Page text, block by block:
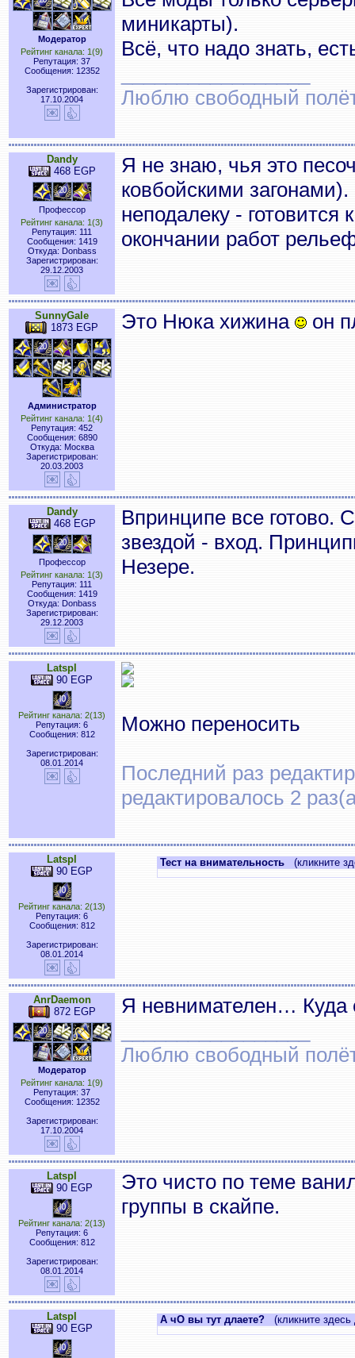
Модератор
Рейтинг канала: 1(9)
Репутация: 37
Сообщения: 12352
Зарегистрирован:
17.10.2004
миникарты).
Всё, что надо знать,
Люблю свободный
Dandy
468 EGP
Профессор
Рейтинг канала: 1(3)
Репутация: 111
Сообщения: 1419
Откуда: Donbass
Зарегистрирован:
29.12.2003
Я не знаю, чья это
ковбойскими
неподалеку - готовится
окончании работ
SunnyGale
1873 EGP
Администратор
Рейтинг канала: 1(4)
Репутация: 452
Сообщения: 6890
Откуда: Москва
Зарегистрирован:
20.03.2003
Это Нюка хижина он
Dandy
468 EGP
Профессор
Рейтинг канала: 1(3)
Репутация: 111
Сообщения: 1419
Откуда: Donbass
Зарегистрирован:
29.12.2003
Впринципе все готово.
звездой - вход.
Незере.
Latspl
90 EGP
Рейтинг канала: 2(13)
Репутация: 6
Сообщения: 812
Зарегистрирован:
08.01.2014
Можно переносить
Последний раз
редактировалось 2
Latspl
90 EGP
Рейтинг канала: 2(13)
Репутация: 6
Сообщения: 812
Зарегистрирован:
08.01.2014
Тест на внимательность (кликните
AnrDaemon
872 EGP
Модератор
Рейтинг канала: 1(9)
Репутация: 37
Сообщения: 12352
Зарегистрирован:
17.10.2004
Я невнимателен… Куда
Люблю свободный
Latspl
90 EGP
Рейтинг канала: 2(13)
Репутация: 6
Сообщения: 812
Зарегистрирован:
08.01.2014
Это чисто по теме
группы в скайпе.
Latspl
90 EGP
А чО вы тут длаете? (кликните